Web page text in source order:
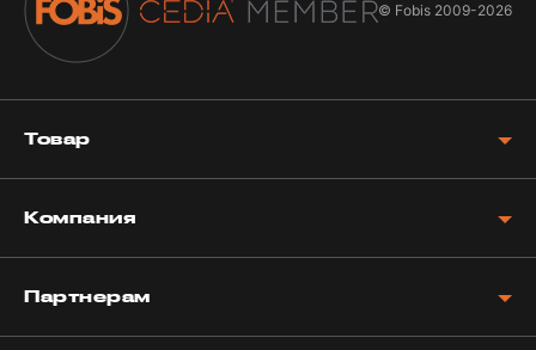
© Fobis 2009-2026
Товар
Компания
Партнерам